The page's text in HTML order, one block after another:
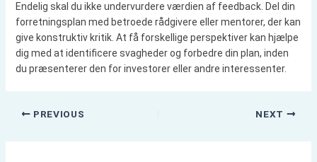
Endelig skal du ikke undervurdere værdien af feedback. Del din
forretningsplan med betroede rådgivere eller mentorer, der kan
give konstruktiv kritik. At få forskellige perspektiver kan hjælpe
dig med at identificere svagheder og forbedre din plan, inden
du præsenterer den for investorer eller andre interessenter.
PREVIOUS NEXT